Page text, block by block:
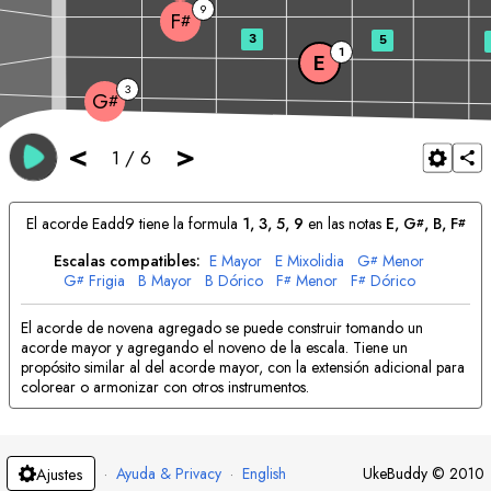
< 1 / 6 >
G# 3
E 1
F# 9
3 5
El acorde Eadd9 tiene la formula 1, 3, 5, 9 en las notas E, G#, B, F#
Escalas compatibles: E Mayor E Mixolidia G# Menor
G# Frigia B Mayor B Dórico F# Menor F# Dórico
El acorde de novena agregado se puede construir tomando un
acorde mayor y agregando el noveno de la escala. Tiene un
propósito similar al del acorde mayor, con la extensión adicional para
colorear o armonizar con otros instrumentos.
Ajustes · Ayuda & Privacy · English UkeBuddy © 2010